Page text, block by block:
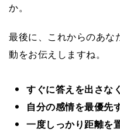
か。
最後に、これからのあな
動をお伝えしますね。
すぐに答えを出さな
自分の感情を最優先
一度しっかり距離を